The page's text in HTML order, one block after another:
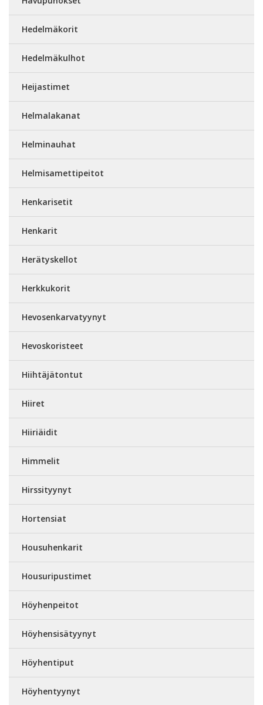
Hedelmäkorit
Hedelmäkulhot
Heijastimet
Helmalakanat
Helminauhat
Helmisamettipeitot
Henkarisetit
Henkarit
Herätyskellot
Herkkukorit
Hevosenkarvatyynyt
Hevoskoristeet
Hiihtäjätontut
Hiiret
Hiiriäidit
Himmelit
Hirssityynyt
Hortensiat
Housuhenkarit
Housuripustimet
Höyhenpeitot
Höyhensisätyynyt
Höyhentiput
Höyhentyynyt